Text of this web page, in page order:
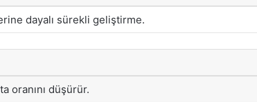
dayalı sürekli geliştirme.
oranını düşürür.